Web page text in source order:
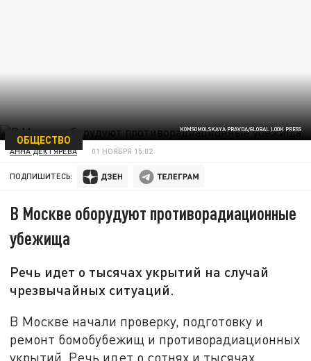
KOMSOMOLSKAYA PRAVDA/GLOBAL LOOK PRESS
ОБЩЕСТВО
АННА ДЕКТЯРЁВА 01 НОЯБРЯ 15:02
ПОДПИШИТЕСЬ:
В Москве оборудуют противорадиационные
убежища
Речь идет о тысячах укрытий на случай
чрезвычайных ситуаций.
В Москве начали проверку, подготовку и
ремонт бомобубежищ и противорадиационных
укрытий. Речь идет о сотнях и тысячах